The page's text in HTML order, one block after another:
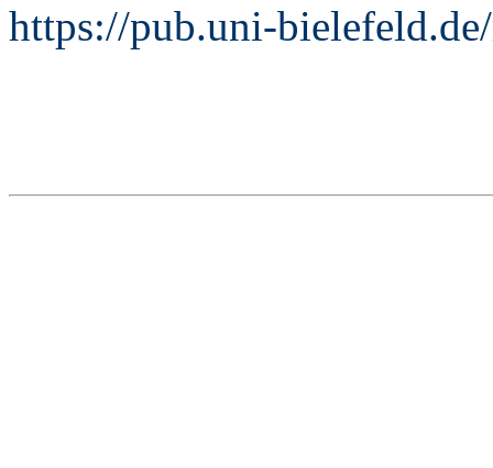
https://pub.uni-